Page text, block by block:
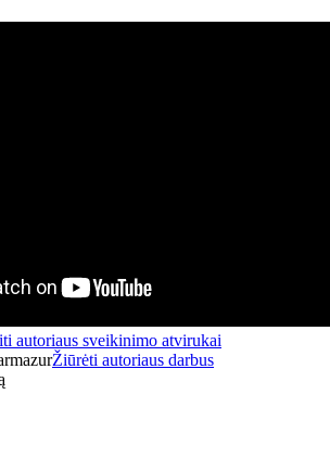
autoriaus sveikinimo atvirukai
Žiūrėti autoriaus darbus